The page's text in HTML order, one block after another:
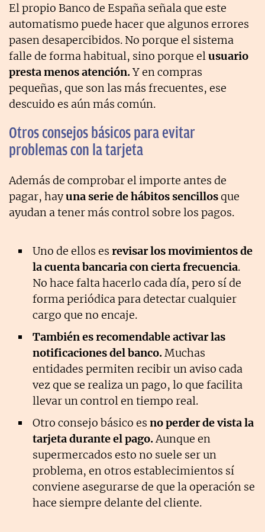
El propio Banco de España señala que este
automatismo puede hacer que algunos errores
pasen desapercibidos. No porque el sistema
falle de forma habitual, sino porque elusuario
presta menos atención.Y en compras
pequeñas, que son las más frecuentes, ese
descuido es aún más común.
Otros consejos básicos para evitar
problemas con la tarjeta
Además de comprobar el importe antes de
pagar, hayuna serie de hábitos sencillosque
ayudan a tener más control sobre los pagos.
Uno de ellos es revisar los movimientos de
la cuenta bancaria con cierta frecuencia.
No hace falta hacerlo cada día, pero sí de
forma periódica para detectar cualquier
cargo que no encaje.
También es recomendable activar las
notificaciones del banco.Muchas
entidades permiten recibir un aviso cada
vez que se realiza un pago, lo que facilita
llevar un control en tiempo real.
Otro consejo básico es no perder de vista la
tarjeta durante el pago.Aunque en
supermercados esto no suele ser un
problema, en otros establecimientos sí
conviene asegurarse de que la operación se
hace siempre delante del cliente.